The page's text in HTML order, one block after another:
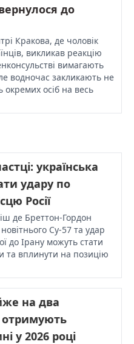
до
Кракова, де чоловік
викликав реакцію
вимагають
водночас закликають не
окремих осіб на весь
українська
удару по
Росії
де Бреттон-Гордон
Су-57 та удар
до Ірану можуть стати
та вплинути на позицію
на два
отримують
у 2026 році